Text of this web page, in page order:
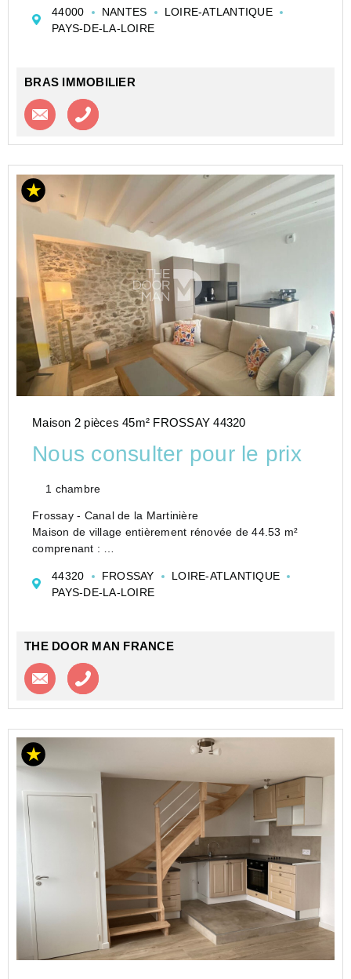
à manger de 17.78 m², une cuisine séparée aménagée
et équipée (...
44000 NANTES
LOIRE-ATLANTIQUE
PAYS-DE-LA-LOIRE
BRAS IMMOBILIER
Contacter l'agence
Maison 2 pièces 45m² FROSSAY 44320
Nous consulter pour le prix
1 chambre
Frossay - Canal de la Martinière
Maison de village entièrement rénovée de 44.53 m²
comprenant :
aménagée et équipée ouverte (plaque de cuisson avec
hotte intégrée, four, réfrigérateur, congélateur)
44320 FROSSAY
LOIRE-ATLANTIQUE
PAYS-DE-LA-LOIRE
THE DOOR MAN FRANCE
Contacter l'agence